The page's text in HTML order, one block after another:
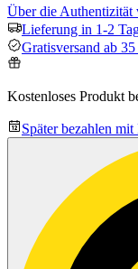
Über die Authentizität
Lieferung in 1-2
Gratisversand ab 35
Kostenloses Produkt
Später bezahlen